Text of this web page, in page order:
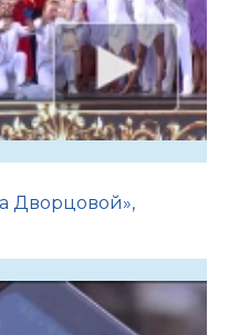
Дворцовой»,